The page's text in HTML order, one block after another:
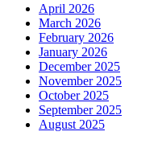
April 2026
March 2026
February 2026
January 2026
December 2025
November 2025
October 2025
September 2025
August 2025